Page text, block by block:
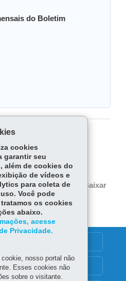
do Boletim
Fa
ce
bo
ok
Tw
itt
er
ha
ts
Ap
p
Imprimir Baixar
cookies
garantir seu
além de cookies do
de vídeos e
para coleta de
Você pode
os cookies
abaixo.
acesse
Privacidade.
nosso portal não
Esses cookies não
sobre o visitante.